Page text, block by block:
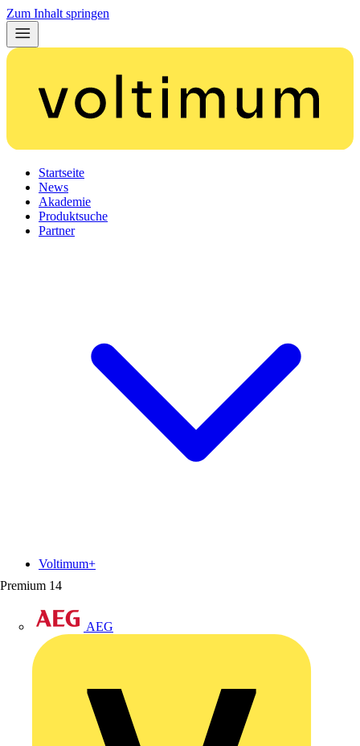
Zum Inhalt springen
Startseite
News
Akademie
Produktsuche
Partner
Premium 14
AEG
Voltimum+